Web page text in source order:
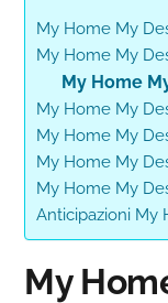
My Home My
My Home My
My Home
My Home My
My Home My
My Home My
My Home My
Anticipazioni My
My